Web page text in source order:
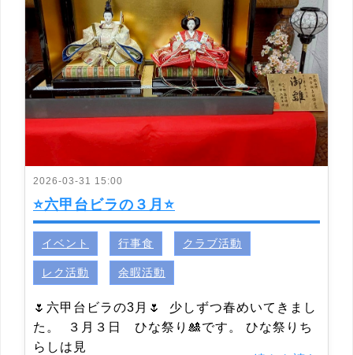
2026-03-31 15:00
⭐六甲台ビラの３月⭐
イベント 行事食 クラブ活動
レク活動 余暇活動
🌷六甲台ビラの3月🌷 少しずつ春めいてきまし
た。 ３月３日 ひな祭り🎎です。 ひな祭りち
らしは見